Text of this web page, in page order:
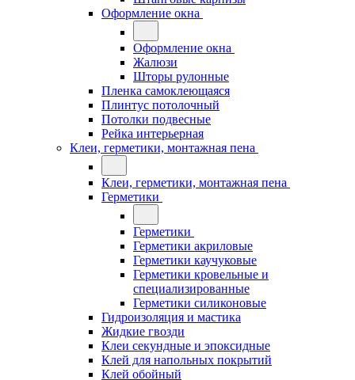
Оформление окна
Оформление окна
Жалюзи
Шторы рулонные
Пленка самоклеющаяся
Плинтус потолочный
Потолки подвесные
Рейка интерьерная
Клеи, герметики, монтажная пена
Клеи, герметики, монтажная пена
Герметики
Герметики
Герметики акриловые
Герметики каучуковые
Герметики кровельные и
специализированные
Герметики силиконовые
Гидроизоляция и мастика
Жидкие гвозди
Клеи секундные и эпоксидные
Клей для напольных покрытий
Клей обойный